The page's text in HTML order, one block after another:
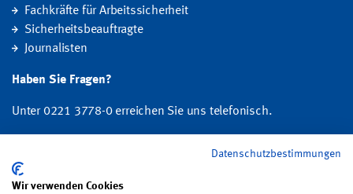
Fachkräfte für Arbeitssicherheit
Sicherheitsbeauftragte
Journalisten
Haben Sie Fragen?
Unter 0221 3778-0 erreichen Sie uns telefonisch.
Entschädigung, Prävention sowie Fragen zu Mitgliedschaft und Beitrag.
Datenschutzbestimmungen
Wir verwenden Cookies